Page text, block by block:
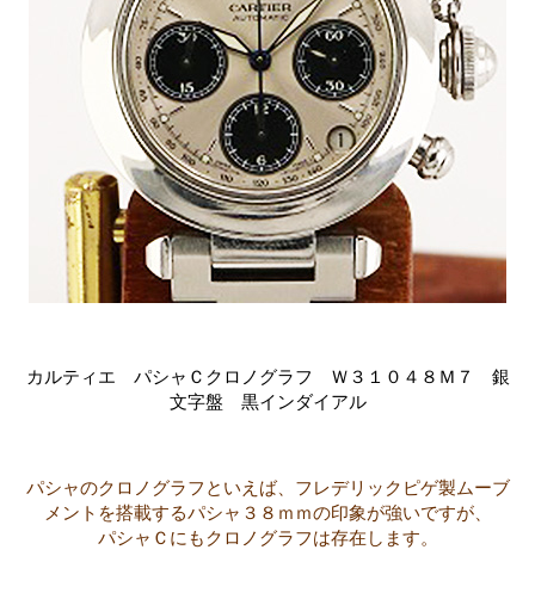
カルティエ パシャＣクロノグラフ Ｗ３１０４８Ｍ７ 銀
文字盤 黒インダイアル
パシャのクロノグラフといえば、フレデリックピゲ製ムーブ
メントを搭載するパシャ３８ｍｍの印象が強いですが、
パシャＣにもクロノグラフは存在します。